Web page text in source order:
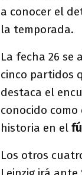
a conocer el
la temporada.
La fecha 26 se
cinco partidos
destaca el
conocido
historia en el
Los otros